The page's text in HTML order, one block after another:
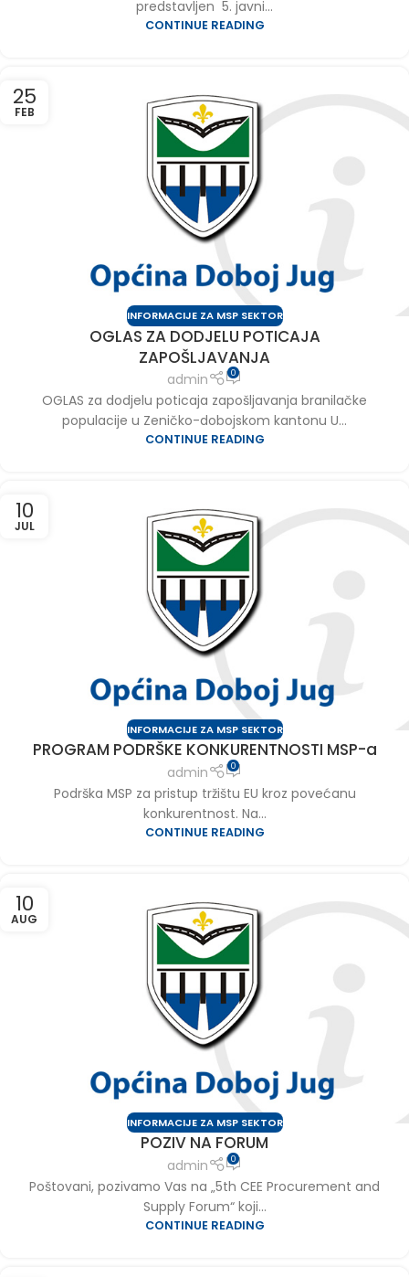
predstavljen 5. javni...
CONTINUE READING
25
FEB
INFORMACIJE ZA MSP SEKTOR
OGLAS ZA DODJELU POTICAJA
ZAPOŠLJAVANJA
admin 0
OGLAS za dodjelu poticaja zapošljavanja branilačke
populacije u Zeničko-dobojskom kantonu U...
CONTINUE READING
10
JUL
INFORMACIJE ZA MSP SEKTOR
PROGRAM PODRŠKE KONKURENTNOSTI MSP-a
admin 0
Podrška MSP za pristup tržištu EU kroz povećanu
konkurentnost. Na...
CONTINUE READING
10
AUG
INFORMACIJE ZA MSP SEKTOR
POZIV NA FORUM
admin 0
Poštovani, pozivamo Vas na „5th CEE Procurement and
Supply Forum“ koji...
CONTINUE READING